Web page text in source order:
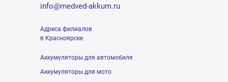
info@medved-akkum.ru
Адреса филиалов
в Красноярске
Аккумуляторы для автомобиля
Аккумуляторы для мото